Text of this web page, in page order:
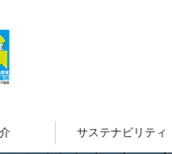
サステナビリティ